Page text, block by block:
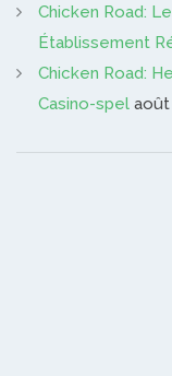
Chicken Road:
Établissement
Chicken Road:
Casino-spel août